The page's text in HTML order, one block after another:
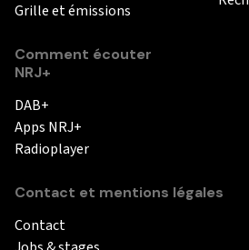
Grille et émissions
Comment écouter
NRJ+
DAB+
Apps NRJ+
Radioplayer
Contact et mentions légales
Contact